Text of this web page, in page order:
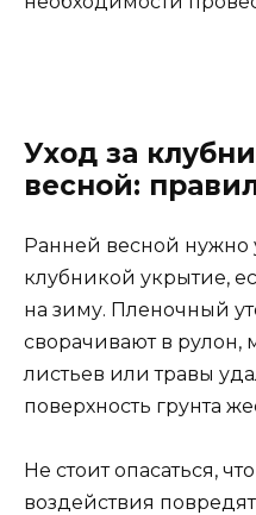
Уход за
весной:
Ранней весной нужно
клубникой укрытие,
на зиму. Пленочный
сворачивают в
листьев или травы
поверхность грунта
Не стоит опасаться,
воздействия